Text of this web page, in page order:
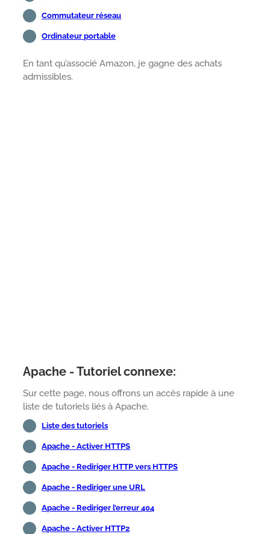
Commutateur réseau
Ordinateur portable
En tant qu’associé Amazon, je gagne des achats
admissibles.
Apache - Tutoriel connexe:
Sur cette page, nous offrons un accès rapide à une
liste de tutoriels liés à Apache.
Liste des tutoriels
Apache - Activer HTTPS
Apache - Rediriger HTTP vers HTTPS
Apache - Rediriger une URL
Apache - Rediriger l’erreur 404
Apache - Activer HTTP2